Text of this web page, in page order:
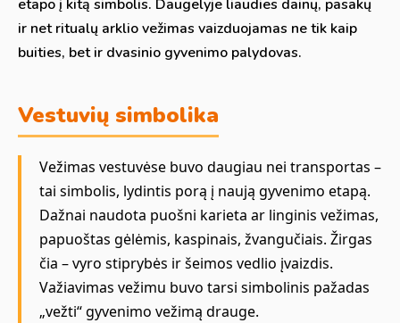
etapo į kitą simbolis. Daugelyje liaudies dainų, pasakų
ir net ritualų arklio vežimas vaizduojamas ne tik kaip
buities, bet ir dvasinio gyvenimo palydovas.
Vestuvių simbolika
Vežimas vestuvėse buvo daugiau nei transportas –
tai simbolis, lydintis porą į naują gyvenimo etapą.
Dažnai naudota puošni karieta ar linginis vežimas,
papuoštas gėlėmis, kaspinais, žvangučiais. Žirgas
čia – vyro stiprybės ir šeimos vedlio įvaizdis.
Važiavimas vežimu buvo tarsi simbolinis pažadas
„vežti“ gyvenimo vežimą drauge.